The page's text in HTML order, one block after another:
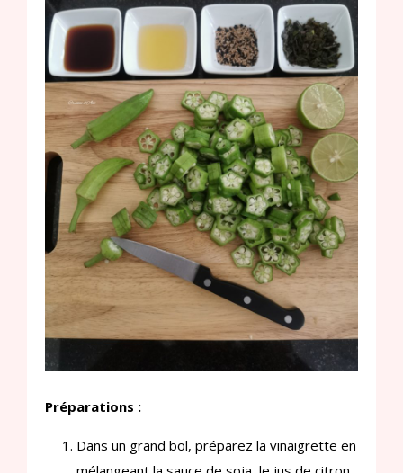
Préparations :
Dans un grand bol, préparez la vinaigrette en